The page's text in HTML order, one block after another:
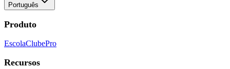
Português
Produto
EscolaClubePro
Recursos